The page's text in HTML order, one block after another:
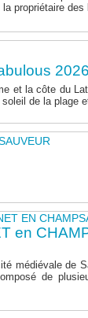
propriétaire des
2026
et la côte du
de la plage
EN
en
médiévale de
de